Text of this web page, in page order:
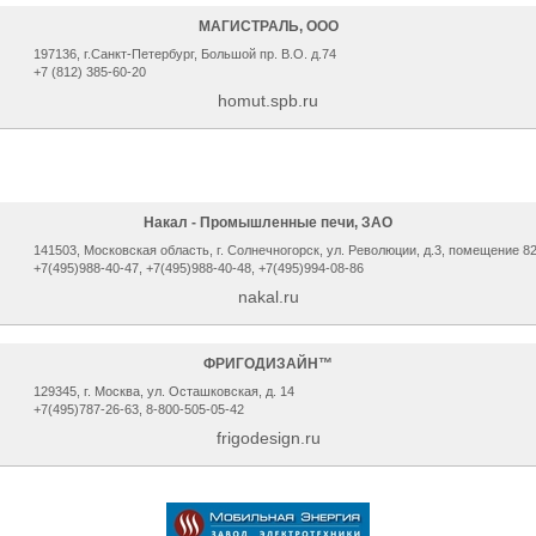
МАГИСТРАЛЬ, ООО
197136, г.Санкт-Петербург, Большой пр. В.О. д.74
+7 (812) 385-60-20
homut.spb.ru
Накал - Промышленные печи, ЗАО
141503, Мocкoвcкaя oблacть, г. Сoлнeчнoгopcк, ул. Рeвoлюции, д.3, помещение
+7(495)988-40-47, +7(495)988-40-48, +7(495)994-08-86
nakal.ru
ФРИГОДИЗАЙН™
129345, г. Москва, ул. Осташковская, д. 14
+7(495)787-26-63, 8-800-505-05-42
frigodesign.ru